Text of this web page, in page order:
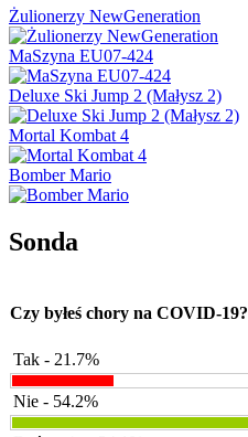
Żulionerzy NewGeneration
MaSzyna EU07-424
Deluxe Ski Jump 2 (Małysz 2)
Mortal Kombat 4
Bomber Mario
Sonda
Czy byłeś chory na COVID-19?
Tak - 21.7%
Nie - 54.2%